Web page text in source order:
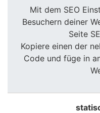
Mit dem SEO
Besuchern deiner
Seite
Kopiere einen der
Code und füge in